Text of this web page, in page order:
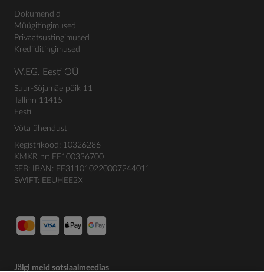
Dokumendid
Müügitingimused
Privaatsustingimused
Krediiditingimused
W.EG. Eesti OÜ
Suur-Sõjamäe põik 11
Tallinn 11415
Eesti
Võta ühendust
Registrikood: 10326286
KMKR nr: EE100336700
SEB: IBAN: EE311010220007244011
SWIFT: EEUHEE2X
Jälgi meid sotsiaalmeedias